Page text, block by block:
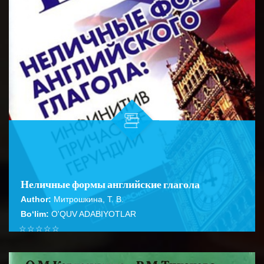
Неличные формы английские глагола
Author: Митрошкина, Т. В.
Bo‘lim: O'QUV ADABIYOTLAR
☆
☆
☆
☆
☆
Справочник содержит подробное описание правил